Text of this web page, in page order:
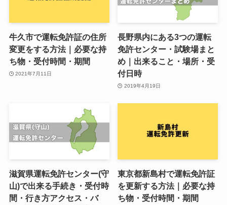
牛久市で運転免許証の住所
変更をする方法｜必要な持
ち物・受付時間・期間
2021年7月11日
長野県内にある3つの運転
免許センター・試験場まと
め｜出来ること・場所・受
付日時
2019年4月19日
滋賀県運転免許センター(守
山)で出来る手続き・受付時
間・行き方アクセス・バ
東京都新島村で運転免許証
を更新する方法｜必要な持
ち物・受付時間・期間